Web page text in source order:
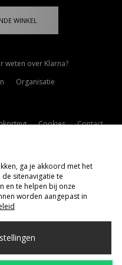
WINKEL
weten over Klarna?
Organisatie
Cookies
Contact
ga je akkoord met het
sitenavigatie te
en te helpen bij onze
worden aangepast in